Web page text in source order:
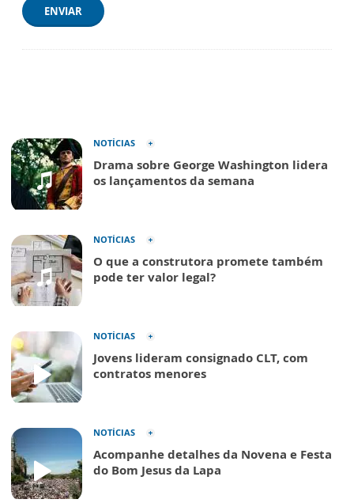
ENVIAR
NOTÍCIAS
Drama sobre George Washington lidera
os lançamentos da semana
NOTÍCIAS
O que a construtora promete também
pode ter valor legal?
NOTÍCIAS
Jovens lideram consignado CLT, com
contratos menores
NOTÍCIAS
Acompanhe detalhes da Novena e Festa
do Bom Jesus da Lapa